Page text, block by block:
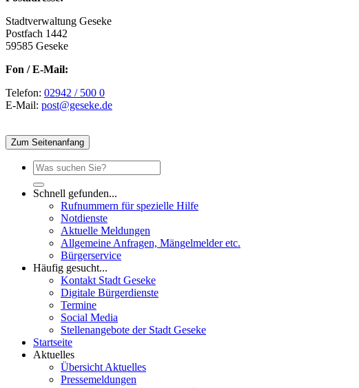
Stadtverwaltung Geseke
Postfach 1442
59585 Geseke
Fon / E-Mail:
Telefon: 02942 / 500 0
E-Mail: post@geseke.de
Zum Seitenanfang
Schnell gefunden...
Rufnummern für spezielle Hilfe
Notdienste
Aktuelle Meldungen
Allgemeine Anfragen, Mängelmelder etc.
Bürgerservice
Häufig gesucht...
Kontakt Stadt Geseke
Digitale Bürgerdienste
Termine
Social Media
Stellenangebote der Stadt Geseke
Startseite
Aktuelles
Übersicht Aktuelles
Pressemeldungen